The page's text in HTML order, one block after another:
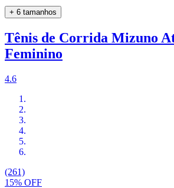
+ 6 tamanhos
Tênis de Corrida Mizuno
Feminino
4.6
(261)
15% OFF